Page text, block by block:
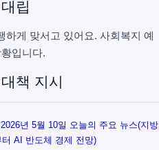
립
하게 맞서고 있어요. 사회복지 예
입니다.
책 지시
2026년 5월 10일 오늘의 주요 뉴스(지방
AI 반도체 경제 전망)